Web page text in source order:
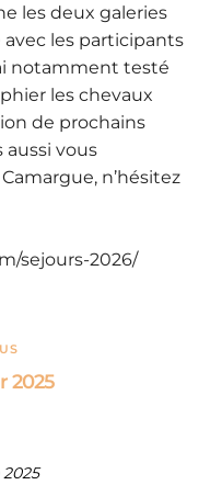
les deux galeries
avec les participants
notamment testé
les chevaux
de prochains
aussi vous
n’hésitez
sejours-2026/
2025